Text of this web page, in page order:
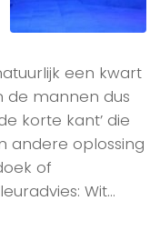
een kwart
de mannen dus
korte kant’ die
andere oplossing
of
Wit…